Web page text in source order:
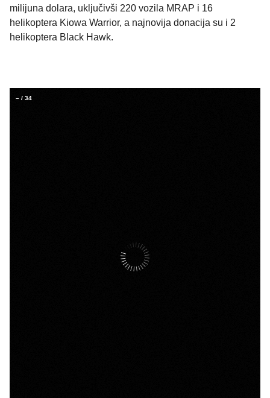
milijuna dolara, uključivši 220 vozila MRAP i 16
helikoptera Kiowa Warrior, a najnovija donacija su i 2
helikoptera Black Hawk.
– / 34